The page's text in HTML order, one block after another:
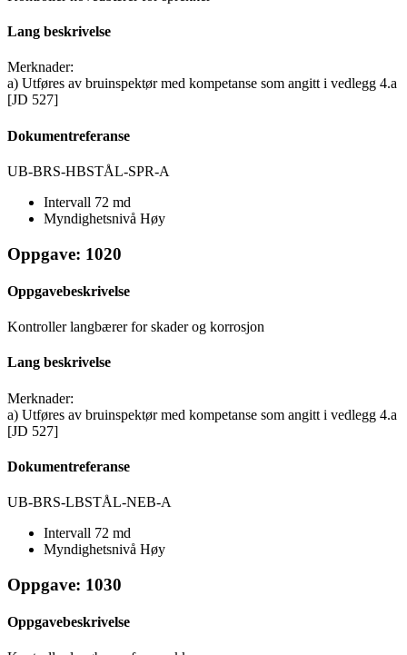
Lang beskrivelse
Merknader:
a) Utføres av bruinspektør med kompetanse som angitt i vedlegg 4.a
[JD 527]
Dokumentreferanse
UB-BRS-HBSTÅL-SPR-A
Intervall 72 md
Myndighetsnivå Høy
Oppgave: 1020
Oppgavebeskrivelse
Kontroller langbærer for skader og korrosjon
Lang beskrivelse
Merknader:
a) Utføres av bruinspektør med kompetanse som angitt i vedlegg 4.a
[JD 527]
Dokumentreferanse
UB-BRS-LBSTÅL-NEB-A
Intervall 72 md
Myndighetsnivå Høy
Oppgave: 1030
Oppgavebeskrivelse